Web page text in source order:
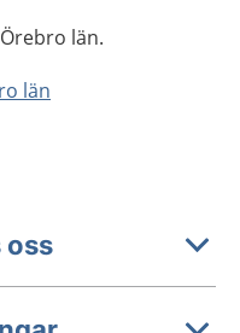
län.
län
oss